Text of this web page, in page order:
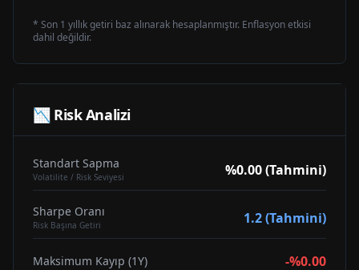
* Son 1 yıllık getiri baz alınarak hesaplanmıştır. Enflasyon etkisi
dahil değildir.
📉 Risk Analizi
Standart Sapma
Volatilite / Risk Seviyesi %0.00 (Tahmini)
Sharpe Oranı
Risk Başına Getiri 1.2 (Tahmini)
Maksimum Kayıp (1Y) -%0.00